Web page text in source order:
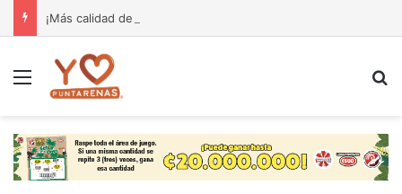
Menú